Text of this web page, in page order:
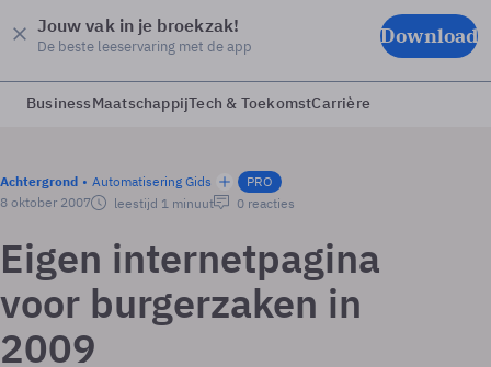
Jouw vak in je broekzak!
De beste leeservaring met de app Download
BusinessMaatschappijTech & ToekomstCarrière
Achtergrond Automatisering Gids
PRO
8 oktober 2007
leestijd 1 minuut 0 reacties
Eigen internetpagina
voor burgerzaken in
2009